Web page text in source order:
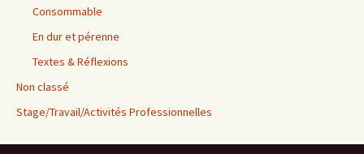
Consommable
En dur et pérenne
Textes & Réflexions
Non classé
Stage/Travail/Activités Professionnelles